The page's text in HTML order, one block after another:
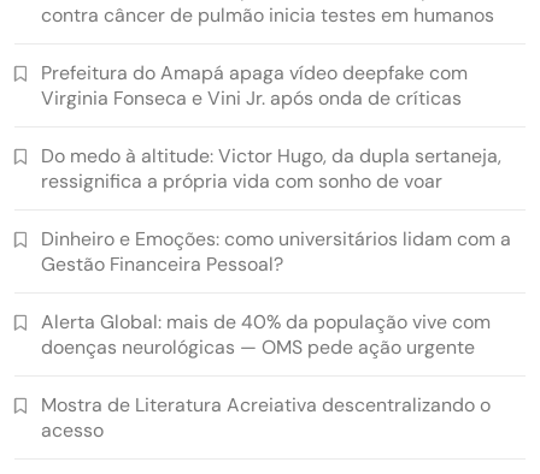
contra câncer de pulmão inicia testes em humanos
Prefeitura do Amapá apaga vídeo deepfake com
Virginia Fonseca e Vini Jr. após onda de críticas
Do medo à altitude: Victor Hugo, da dupla sertaneja,
ressignifica a própria vida com sonho de voar
Dinheiro e Emoções: como universitários lidam com a
Gestão Financeira Pessoal?
Alerta Global: mais de 40% da população vive com
doenças neurológicas — OMS pede ação urgente
Mostra de Literatura Acreiativa descentralizando o
acesso